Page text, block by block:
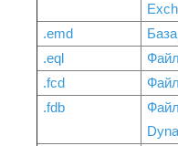
.emd
.eql
.fcd
.fdb